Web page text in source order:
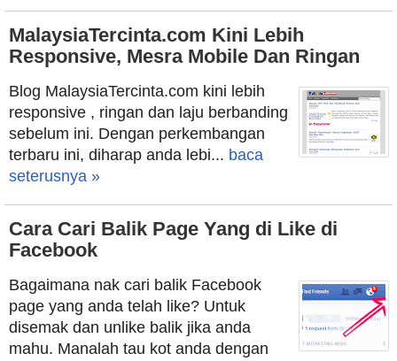
MalaysiaTercinta.com Kini Lebih
Responsive, Mesra Mobile Dan Ringan
Blog MalaysiaTercinta.com kini lebih
responsive , ringan dan laju berbanding
sebelum ini. Dengan perkembangan
terbaru ini, diharap anda lebi... baca
seterusnya »
Cara Cari Balik Page Yang di Like di
Facebook
Bagaimana nak cari balik Facebook
page yang anda telah like? Untuk
disemak dan unlike balik jika anda
mahu. Manalah tau kot anda dengan